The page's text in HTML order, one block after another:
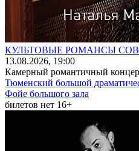
КУЛЬТОВЫЕ РОМАНСЫ
13.08.2026, 19:00
Камерный романтичный
Тюменский большой
Фойе большого зала
билетов нет 16+